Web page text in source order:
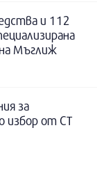
и 112
Мъглиж
за
избор от СТ